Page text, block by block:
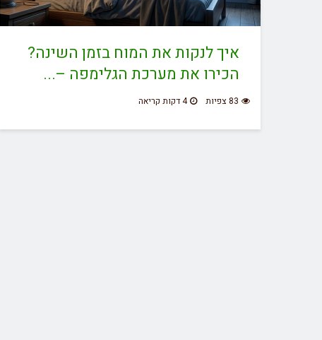
איך לנקות את המוח בזמן השינה?
הכירו את מערכת הגלימפה –...
83 צפיות 4 דקות קריאה